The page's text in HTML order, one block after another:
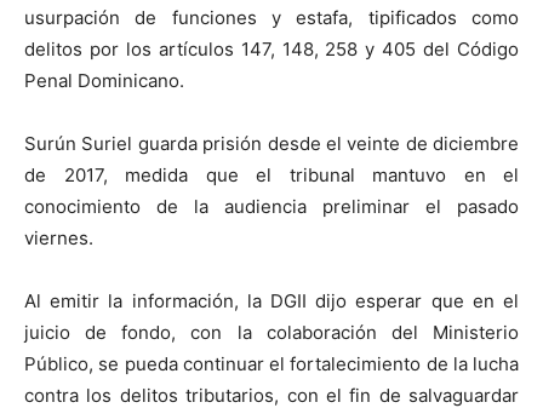
usurpación de funciones y estafa, tipificados como
delitos por los artículos 147, 148, 258 y 405 del Código
Penal Dominicano.
Surún Suriel guarda prisión desde el veinte de diciembre
de 2017, medida que el tribunal mantuvo en el
conocimiento de la audiencia preliminar el pasado
viernes.
Al emitir la información, la DGII dijo esperar que en el
juicio de fondo, con la colaboración del Ministerio
Público, se pueda continuar el fortalecimiento de la lucha
contra los delitos tributarios, con el fin de salvaguardar